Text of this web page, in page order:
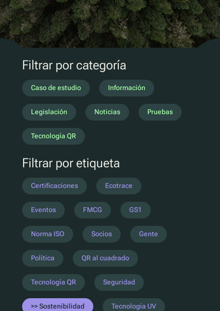
Autenticación de productos
Marketing D2C
QR Reutilizar y rellenar
Ecotrace
Datos EPR
Clasificación mejorada
Pellenc ST
Citeo
Ocado
Co-Op
Aldi
One Water
Entender la próxima legislación
PPWR
SB54
EPR
Filtrar por categoría
Caso de estudio Información
Legislación Noticias Pruebas
Tecnología QR
Filtrar por etiqueta
Certificaciones Ecotrace
Eventos FMCG GS1
Norma ISO Socios Gente
Política QR al cuadrado
Tecnología QR Seguridad
Sostenibilidad Tecnología UV